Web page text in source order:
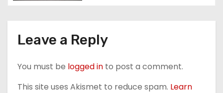
n
Leave a Reply
You must be logged in to post a comment.
This site uses Akismet to reduce spam. Learn